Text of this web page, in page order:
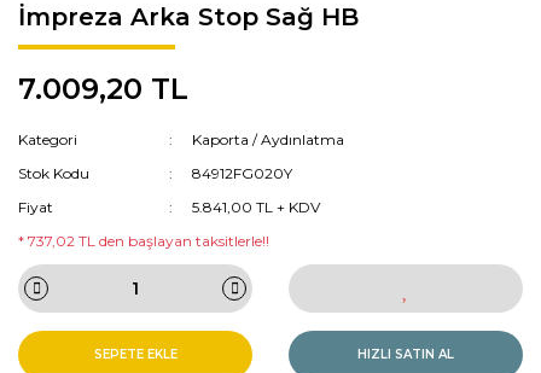
İmpreza Arka Stop Sağ HB
7.009,20 TL
Kategori
Kaporta / Aydınlatma
Stok Kodu
84912FG020Y
Fiyat
5.841,00 TL + KDV
* 737,02 TL den başlayan taksitlerle!!
SEPETE EKLE HIZLI SATIN AL